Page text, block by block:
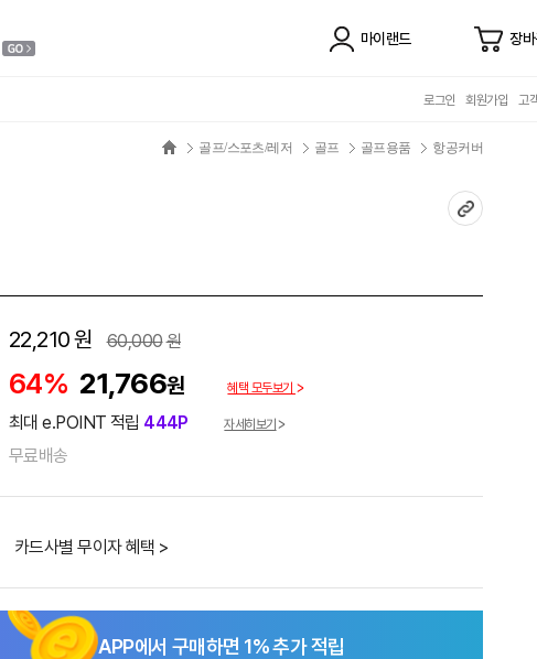
마이랜드 장
로그인 회원가입 고
골프/스포츠/레저 골프 골프용품 항공커버
22,210원 60,000원
64% 21,766원 혜택 모두보기
최대 e.POINT 적립 444P 자세히보기
무료배송
카드사별 무이자 혜택 >
APP에서 구매하면 1% 추가 적립